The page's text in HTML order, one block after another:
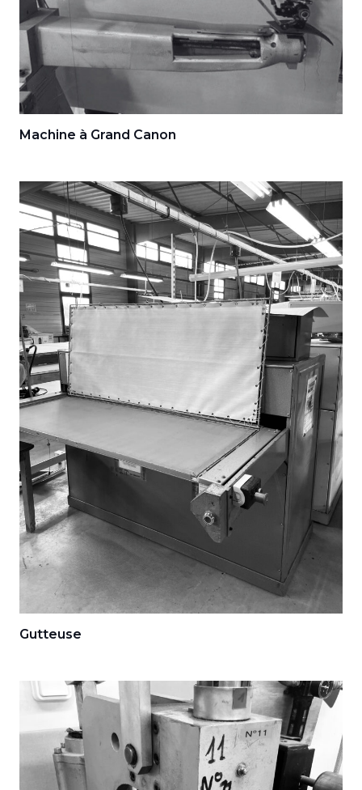
Machine à Grand Canon
Gutteuse